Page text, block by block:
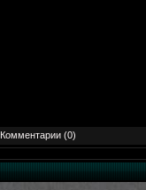
Комментарии (0)